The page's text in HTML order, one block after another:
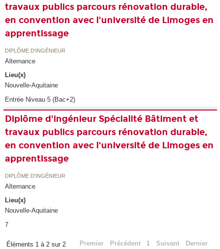
travaux publics parcours rénovation durable,
en convention avec l'université de Limoges en
apprentissage
DIPLÔME D'INGÉNIEUR
Alternance
Lieu(x)
Nouvelle-Aquitaine
Entrée Niveau 5 (Bac+2)
Diplôme d'ingénieur Spécialité Bâtiment et
travaux publics parcours rénovation durable,
en convention avec l'université de Limoges en
apprentissage
DIPLÔME D'INGÉNIEUR
Alternance
Lieu(x)
Nouvelle-Aquitaine
7
Éléments 1 à 2 sur 2 Premier Précédent 1 Suivant Dernier